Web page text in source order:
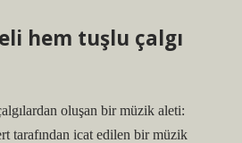
hem tuşlu çalgı
oluşan bir müzik aleti:
tarafından icat edilen bir müzik